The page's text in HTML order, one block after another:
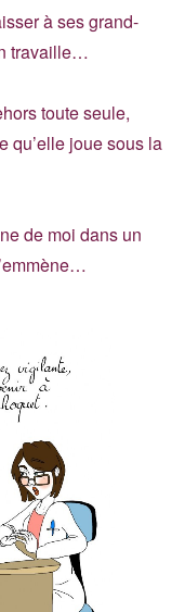
à ses grand-
travaille…
toute seule,
qu’elle joue sous la
de moi dans un